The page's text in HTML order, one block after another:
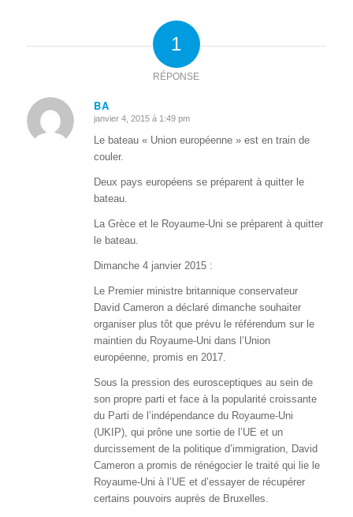
1
RÉPONSE
BA
dit
:
janvier 4, 2015 à 1:49 pm
Le bateau « Union européenne » est en train de
couler.
Deux pays européens se préparent à quitter le
bateau.
La Grèce et le Royaume-Uni se préparent à quitter
le bateau.
Dimanche 4 janvier 2015 :
Le Premier ministre britannique conservateur
David Cameron a déclaré dimanche souhaiter
organiser plus tôt que prévu le référendum sur le
maintien du Royaume-Uni dans l’Union
européenne, promis en 2017.
Sous la pression des eurosceptiques au sein de
son propre parti et face à la popularité croissante
du Parti de l’indépendance du Royaume-Uni
(UKIP), qui prône une sortie de l’UE et un
durcissement de la politique d’immigration, David
Cameron a promis de rénégocier le traité qui lie le
Royaume-Uni à l’UE et d’essayer de récupérer
certains pouvoirs auprès de Bruxelles.